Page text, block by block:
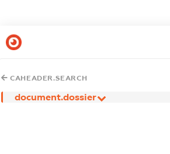
CAHEADER.SEARCH
document.dossier